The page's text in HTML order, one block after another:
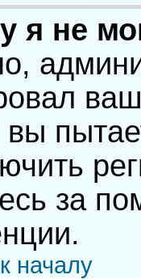
я не
за
началу